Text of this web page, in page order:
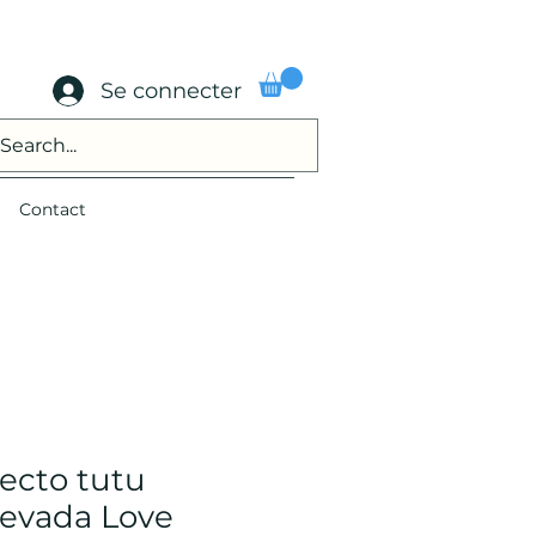
Se connecter
Contact
tutu
Love